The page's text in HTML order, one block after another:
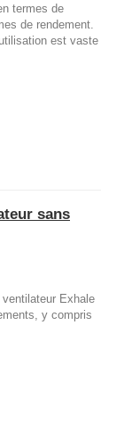
termes de
de rendement.
est vaste
sans
Exhale
y compris